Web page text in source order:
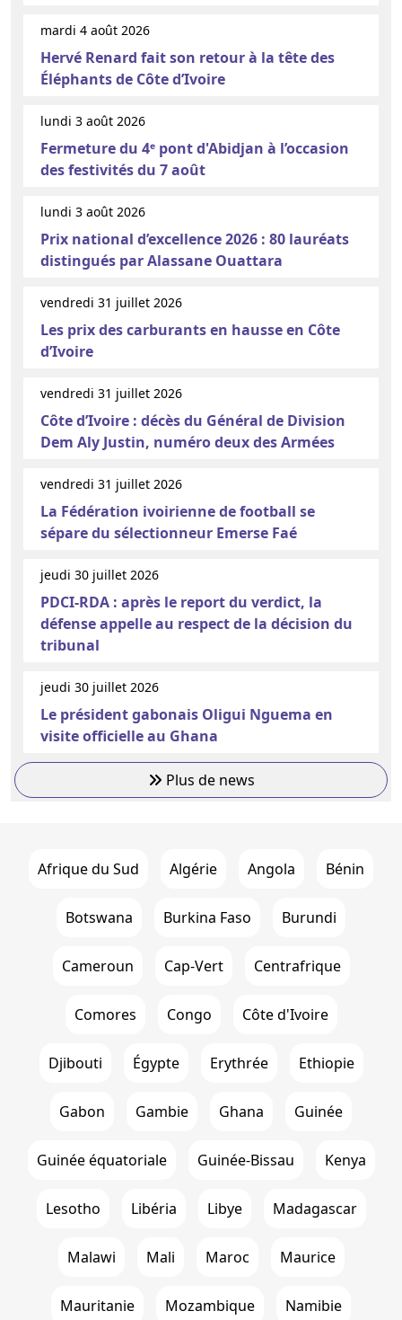
mardi 4 août 2026
Hervé Renard fait son retour à la tête des
Éléphants de Côte d’Ivoire
lundi 3 août 2026
Fermeture du 4ᵉ pont d'Abidjan à l’occasion
des festivités du 7 août
lundi 3 août 2026
Prix national d’excellence 2026 : 80 lauréats
distingués par Alassane Ouattara
vendredi 31 juillet 2026
Les prix des carburants en hausse en Côte
d’Ivoire
vendredi 31 juillet 2026
Côte d’Ivoire : décès du Général de Division
Dem Aly Justin, numéro deux des Armées
vendredi 31 juillet 2026
La Fédération ivoirienne de football se
sépare du sélectionneur Emerse Faé
jeudi 30 juillet 2026
PDCI-RDA : après le report du verdict, la
défense appelle au respect de la décision du
tribunal
jeudi 30 juillet 2026
Le président gabonais Oligui Nguema en
visite officielle au Ghana
Plus de news
Afrique du Sud Algérie Angola Bénin
Botswana Burkina Faso Burundi
Cameroun Cap-Vert Centrafrique
Comores Congo Côte d'Ivoire
Djibouti Égypte Erythrée Ethiopie
Gabon Gambie Ghana Guinée
Guinée équatoriale Guinée-Bissau Kenya
Lesotho Libéria Libye Madagascar
Malawi Mali Maroc Maurice
Mauritanie Mozambique Namibie